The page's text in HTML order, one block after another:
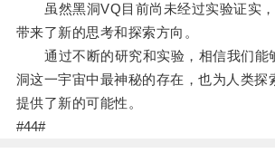
虽然黑洞VQ目前尚未经过实验证实，
带来了新的思考和探索方向。
通过不断的研究和实验，相信我们能
洞这一宇宙中最神秘的存在，也为人类探
提供了新的可能性。
#44#